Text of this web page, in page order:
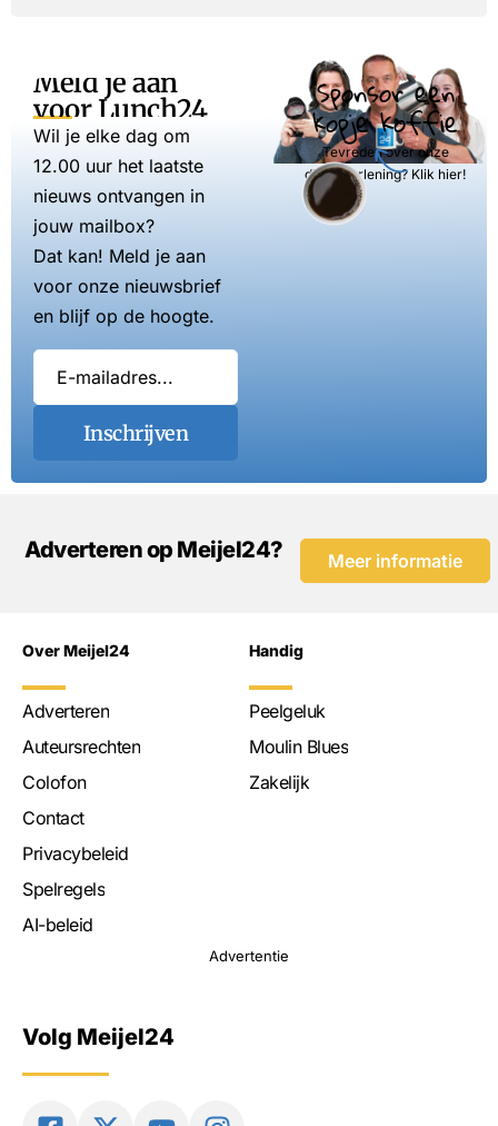
Meld je aan
voor Lunch24
Wil je elke dag om
12.00 uur het laatste
nieuws ontvangen in
jouw mailbox?
Dat kan! Meld je aan
voor onze nieuwsbrief
en blijf op de hoogte.
Inschrijven
Sponsor een
kopje koffie
Tevreden over onze
dienstverlening? Klik hier!
Adverteren op Meijel24? Meer informatie
Over Meijel24
Adverteren
Auteursrechten
Colofon
Contact
Privacybeleid
Spelregels
AI-beleid
Handig
Peelgeluk
Moulin Blues
Zakelijk
Advertentie
Volg Meijel24